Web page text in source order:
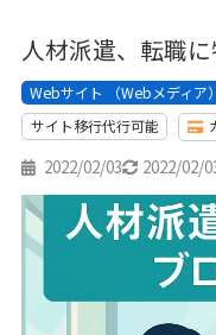
人材派遣、転職
Webサイト （Webメディア）
サイト移行代行可能
2022/02/03 2022/02/